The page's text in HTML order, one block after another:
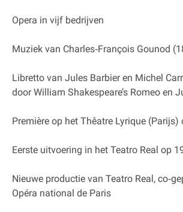
Opera in vijf bedrijven
Muziek van Charles‐François Gounod
Libretto van Jules Barbier en Michel
door William Shakespeare’s Romeo en
Première op het Thêatre Lyrique
Eerste uitvoering in het Teatro Real op
Nieuwe productie van Teatro Real,
Opéra national de Paris